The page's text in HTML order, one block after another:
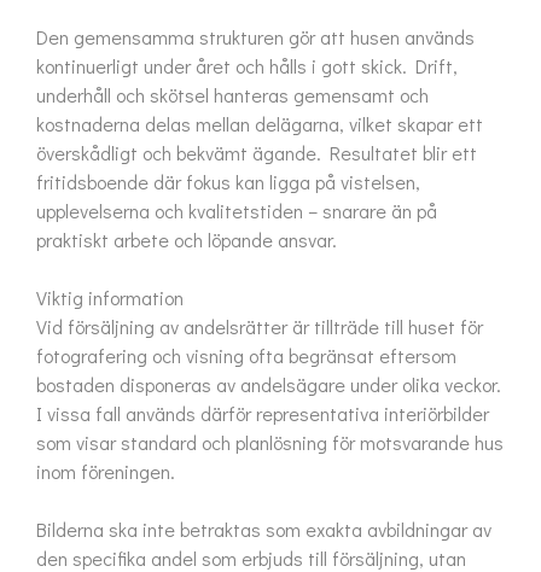
Den gemensamma strukturen gör att husen används
kontinuerligt under året och hålls i gott skick. Drift,
underhåll och skötsel hanteras gemensamt och
kostnaderna delas mellan delägarna, vilket skapar ett
överskådligt och bekvämt ägande. Resultatet blir ett
fritidsboende där fokus kan ligga på vistelsen,
upplevelserna och kvalitetstiden – snarare än på
praktiskt arbete och löpande ansvar.
Viktig information
Vid försäljning av andelsrätter är tillträde till huset för
fotografering och visning ofta begränsat eftersom
bostaden disponeras av andelsägare under olika veckor.
I vissa fall används därför representativa interiörbilder
som visar standard och planlösning för motsvarande hus
inom föreningen.
Bilderna ska inte betraktas som exakta avbildningar av
den specifika andel som erbjuds till försäljning, utan